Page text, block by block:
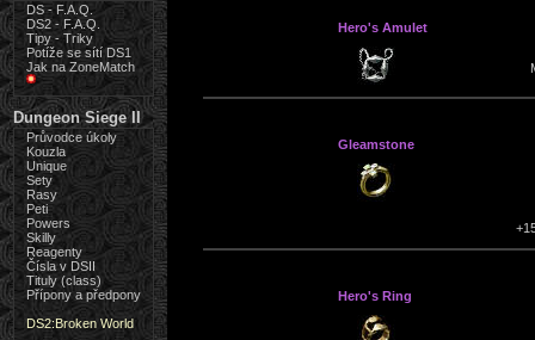
DS - F.A.Q.
DS2 - F.A.Q.
Tipy - Triky
Potíže se sítí DS1
Jak na ZoneMatch
Dungeon Siege II
Průvodce úkoly
Kouzla
Unique
Sety
Rasy
Peti
Powers
Skilly
Reagenty
Čísla v DSII
Tituly (class)
Přípony a předpony
DS2:Broken World
Hero's Amulet
Gleamstone
Hero's Ring